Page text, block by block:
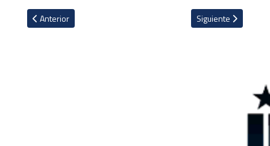
Artículo anterior: VIDEO: Colombia fulmina y llena de dudas a
Anterior Artículo siguiente:
Siguiente